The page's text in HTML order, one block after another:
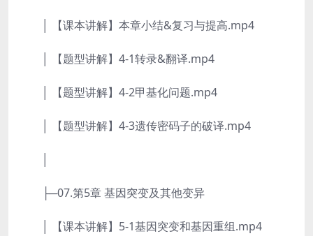
│ 【课本讲解】本章小结&复习与提高.mp4
│ 【题型讲解】4-1转录&翻译.mp4
│ 【题型讲解】4-2甲基化问题.mp4
│ 【题型讲解】4-3遗传密码子的破译.mp4
├─07.第5章 基因突变及其他变异
│ 【课本讲解】5-1基因突变和基因重组.mp4